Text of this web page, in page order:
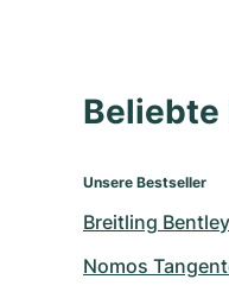
Beliebte
Unsere Bestseller
Breitling Bentley
Nomos